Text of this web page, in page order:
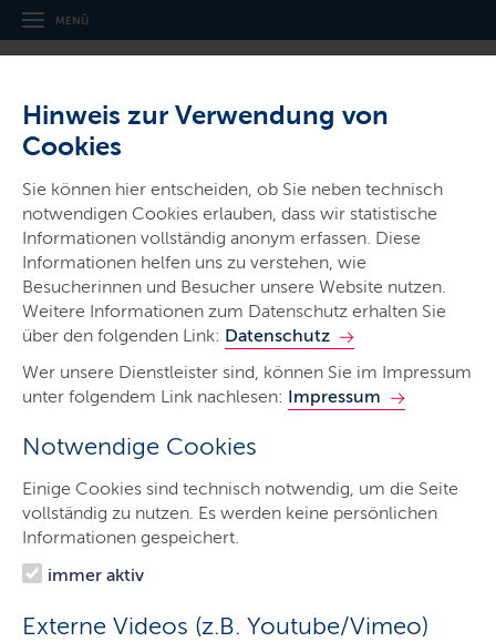
Hinweis zur Verwendung von
Cookies
Sie können hier entscheiden, ob Sie neben technisch
notwendigen Cookies erlauben, dass wir statistische
Informationen vollständig anonym erfassen. Diese
Informationen helfen uns zu verstehen, wie
Besucherinnen und Besucher unsere Website nutzen.
Weitere Informationen zum Datenschutz erhalten Sie
über den folgenden Link: Datenschutz
Wer unsere Dienstleister sind, können Sie im Impressum
unter folgendem Link nachlesen: Impressum
Notwendige Cookies
Einige Cookies sind technisch notwendig, um die Seite
vollständig zu nutzen. Es werden keine persönlichen
Informationen gespeichert.
immer aktiv
Externe Videos (z.B. Youtube/Vimeo)
MENÜ
Finanzamt Rendsburg
Ministerien & Behörden
Start
Über uns
Service
ELSTER
Jobs & Karriere